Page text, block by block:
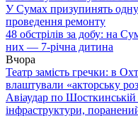
У Сумах призупинять одну
проведення ремонту
48 обстрілів за добу: на
них — 7-річна дитина
Вчора
Театр замість гречки: в
влаштували «акторську
Авіаудар по
інфраструктури,